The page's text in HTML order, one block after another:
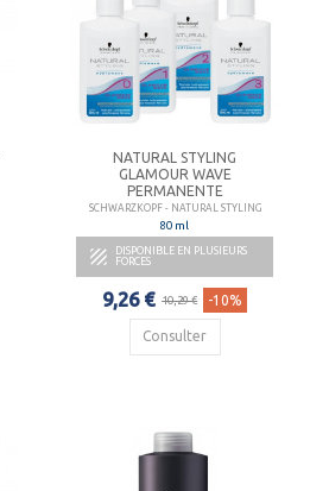
NATURAL STYLING
GLAMOUR WAVE
PERMANENTE
SCHWARZKOPF - NATURAL STYLING
80 ml

DISPONIBLE EN PLUSIEURS
FORCES
9,26 € 10,29 € -10%
Consulter